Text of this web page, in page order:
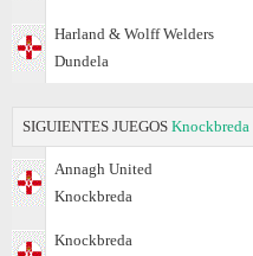
Harland & Wolff Welders
Dundela
SIGUIENTES JUEGOS Knockbreda
Annagh United
Knockbreda
Knockbreda